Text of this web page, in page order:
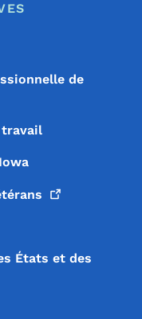
de
États et des